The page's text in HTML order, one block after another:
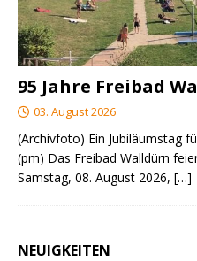
95 Jahre Freibad
03. August 2026
(Archivfoto) Ein Jubiläumstag
(pm) Das Freibad Walldürn
Samstag, 08. August 2026, […]
NEUIGKEITEN